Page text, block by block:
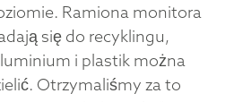
Ramiona monitora
się do recyklingu,
i plastik można
Otrzymaliśmy za to